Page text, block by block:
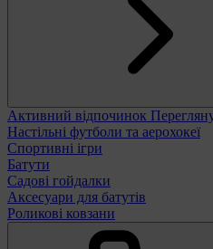
Активний відпочинок
Настільні футболи та аерохокеї
Спортивні ігри
Батути
Садові гойдалки
Аксесуари для батутів
Роликові ковзани